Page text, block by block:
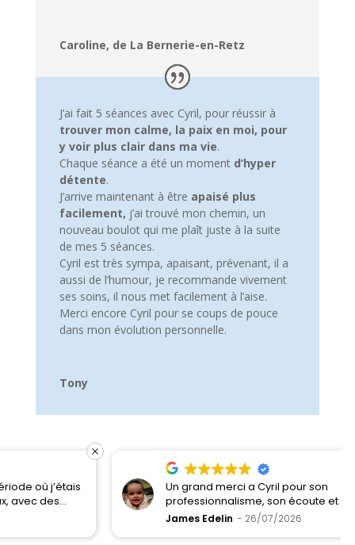
Caroline, de La Bernerie-en-Retz
J’ai fait 5 séances avec Cyril, pour réussir à
trouver mon calme, la paix en moi, pour
y voir plus clair dans ma vie.
Chaque séance a été un moment d’hyper
détente.
J’arrive maintenant à être apaisé plus
facilement, j’ai trouvé mon chemin, un
nouveau boulot qui me plaît juste à la suite
de mes 5 séances.
Cyril est très sympa, apaisant, prévenant, il a
aussi de l’humour, je recommande vivement
ses soins, il nous met facilement à l’aise.
Merci encore Cyril pour se coups de pouce
dans mon évolution personnelle.
Tony
Un grand merci a Cyril pour son
professionnalisme, son écoute et son savoir faire.
Je le recommande a 200%
26/07/2026